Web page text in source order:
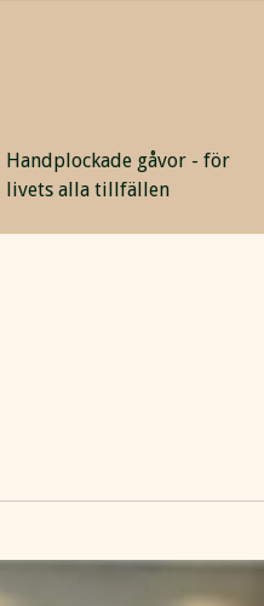
Handplockade gåvor - för
livets alla tillfällen